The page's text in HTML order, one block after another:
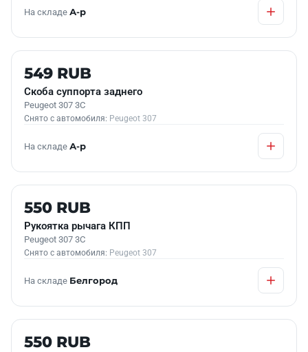
На складе А-р
Б/У В НАЛИЧИИ
549 RUB
Скоба суппорта заднего
Peugeot 307 3C
Снято с автомобиля: Peugeot 307
На складе А-р
Б/У В НАЛИЧИИ
550 RUB
Рукоятка рычага КПП
Peugeot 307 3C
Снято с автомобиля: Peugeot 307
На складе Белгород
Б/У В НАЛИЧИИ
550 RUB